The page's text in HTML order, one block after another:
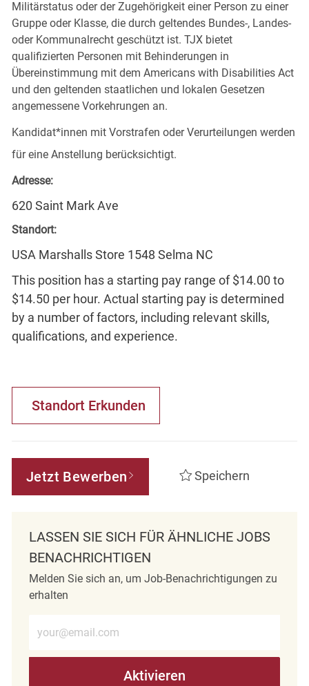
Militärstatus oder der Zugehörigkeit einer Person zu einer
Gruppe oder Klasse, die durch geltendes Bundes-, Landes-
oder Kommunalrecht geschützt ist. TJX bietet
qualifizierten Personen mit Behinderungen in
Übereinstimmung mit dem Americans with Disabilities Act
und den geltenden staatlichen und lokalen Gesetzen
angemessene Vorkehrungen an.
Kandidat*innen mit Vorstrafen oder Verurteilungen werden
für eine Anstellung berücksichtigt.
Adresse:
620 Saint Mark Ave
Standort:
USA Marshalls Store 1548 Selma NC
This position has a starting pay range of $14.00 to
$14.50 per hour. Actual starting pay is determined
by a number of factors, including relevant skills,
qualifications, and experience.
Standort Erkunden
Jetzt Bewerben Speichern
LASSEN SIE SICH FÜR ÄHNLICHE JOBS
BENACHRICHTIGEN
Melden Sie sich an, um Job-Benachrichtigungen zu
erhalten
Aktivieren